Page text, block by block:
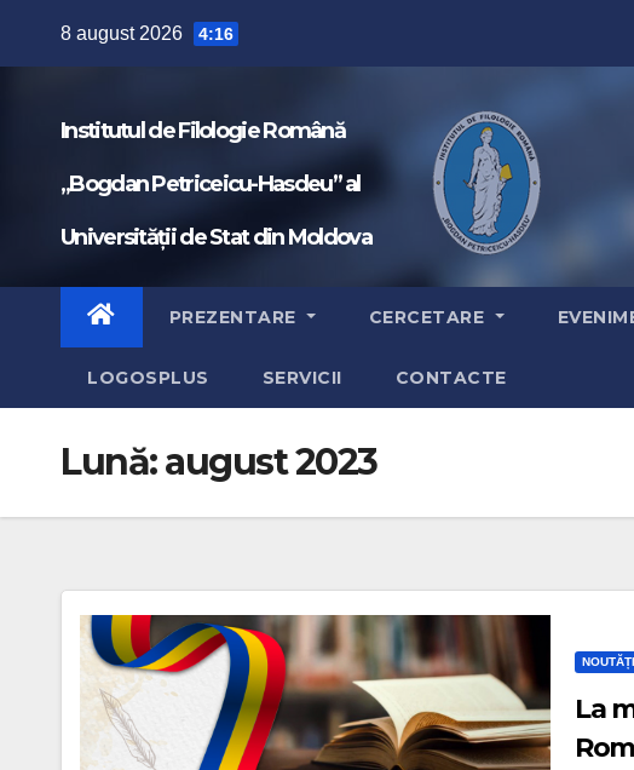
8 august 2026 4:16
Institutul de Filologie Română
„Bogdan Petriceicu-Hasdeu” al
Universității de Stat din Moldova
PREZENTARE CERCETARE
LOGOSPLUS SERVICII CONTACTE
Lună:august 2023
NOUTĂȚI
La